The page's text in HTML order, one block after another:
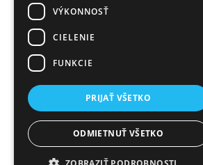
VÝKONNOSŤ
CIELENIE
FUNKCIE
PRIJAŤ VŠETKO
ODMIETNUŤ VŠETKO